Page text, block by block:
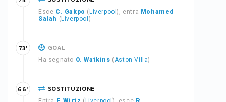
Esce C. Gakpo ( Liverpool), entra Mohamed
Salah ( Liverpool )
GOAL
Ha segnato O. Watkins (Aston Villa)
73'
SOSTITUZIONE
66'